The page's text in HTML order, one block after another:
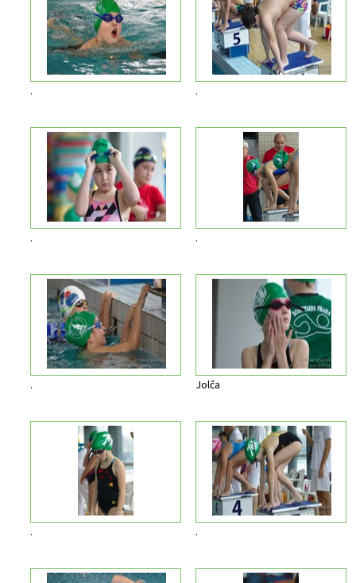
. .
. .
. Jolča
. .